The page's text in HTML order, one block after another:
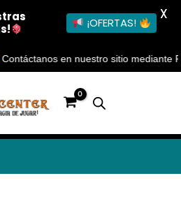
en nuestro sitio mediante
¡OFERTAS!
X